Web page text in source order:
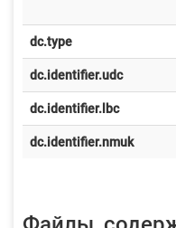
dc.type
dc.identifier.udc
dc.identifier.lbc
dc.identifier.nmuk